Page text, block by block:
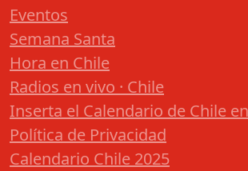
Eventos
Semana Santa
Hora en Chile
Radios en vivo · Chile
Inserta el Calendario de Chile
Política de Privacidad
Calendario Chile 2025